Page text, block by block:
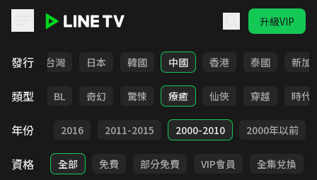
升級VIP
發行
全部 台灣 日本 韓國 中國 香港 泰國 新加
類型
勵志 BL 奇幻 驚悚 療癒 仙俠 穿越 時代
年份
2017 2016 2011-2015 2000-2010 2000年以前
資格 全部 免費 部分免費 VIP會員 全集兌換